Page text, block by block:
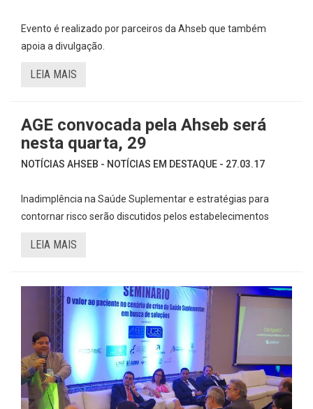
Evento é realizado por parceiros da Ahseb que também
apoia a divulgação.
LEIA MAIS
AGE convocada pela Ahseb será
nesta quarta, 29
NOTÍCIAS AHSEB - NOTÍCIAS EM DESTAQUE - 27.03.17
Inadimplência na Saúde Suplementar e estratégias para
contornar risco serão discutidos pelos estabelecimentos
LEIA MAIS